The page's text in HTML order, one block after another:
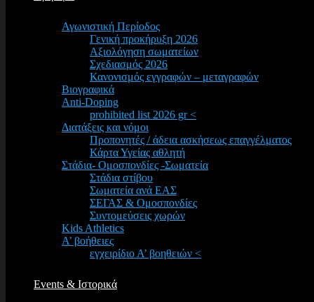
Αγωνιστική Περίοδος
Γενική προκήρυξη 2026
Αξιολόγηση σωματείων
Σχεδιασμός 2026
Κανονισμός εγγραφών – μεταγραφών
Βιογραφικά
Anti-Doping
prohibited list 2026 gr <
Διατάξεις και νόμοι
Προπονητές / άδεια ασκήσεως επαγγέλματος
Κάρτα Υγείας αθλητή
Στάδια- Ομοσπονδίες -Σωματεία
Στάδια στίβου
Σωματεία ανά ΕΑΣ
ΣΕΓΑΣ & Ομοσπονδίες
Συντομεύσεις χωρών
Kids Athletics
Α’ βοήθειες
εγχειρίδιο Α’ βοηθειών <
Events & Ιστορικά